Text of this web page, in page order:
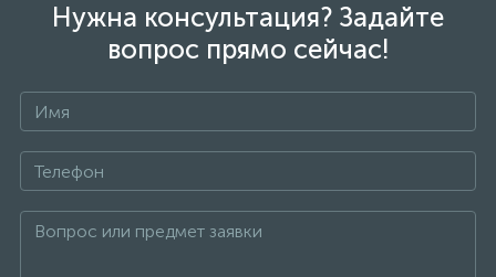
Нужна консультация? Задайте
вопрос прямо сейчас!